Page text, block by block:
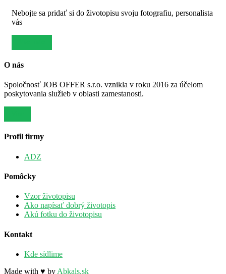
Nebojte sa pridať si do životopisu svoju fotografiu, personalista
vás
O nás
Spoločnosť JOB OFFER s.r.o. vznikla v roku 2016 za účelom
poskytovania služieb v oblasti zamestanosti.
Profil firmy
ADZ
Pomôcky
Vzor životopisu
Ako napísať dobrý životopis
Akú fotku do životopisu
Kontakt
Kde sídlime
Made with ♥ by Abkals.sk